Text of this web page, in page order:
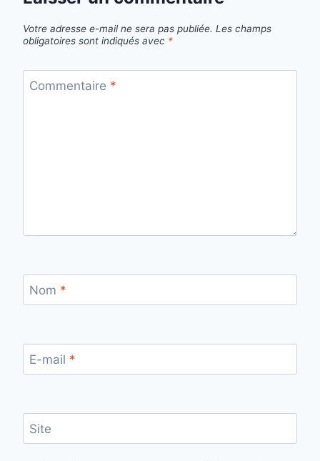
Votre adresse e-mail ne sera pas publiée. Les champs
obligatoires sont indiqués avec *
Commentaire *
Nom *
E-mail *
Site